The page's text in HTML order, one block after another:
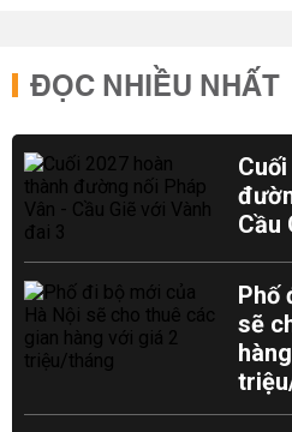
ĐỌC NHIỀU NHẤT
Cầu
Phố
sẽ